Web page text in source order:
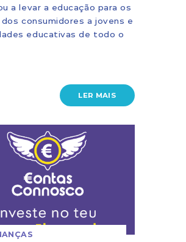
a levar a educação para os
consumidores a jovens e
educativas de todo o
LER MAIS